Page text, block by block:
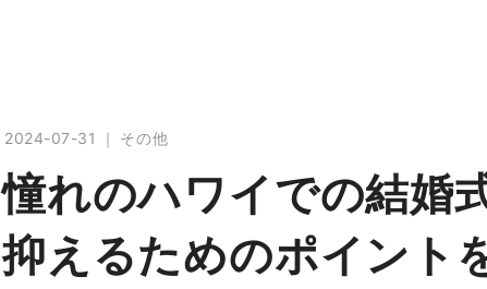
2024-07-31 その他
憧れのハワイでの結婚
抑えるためのポイント